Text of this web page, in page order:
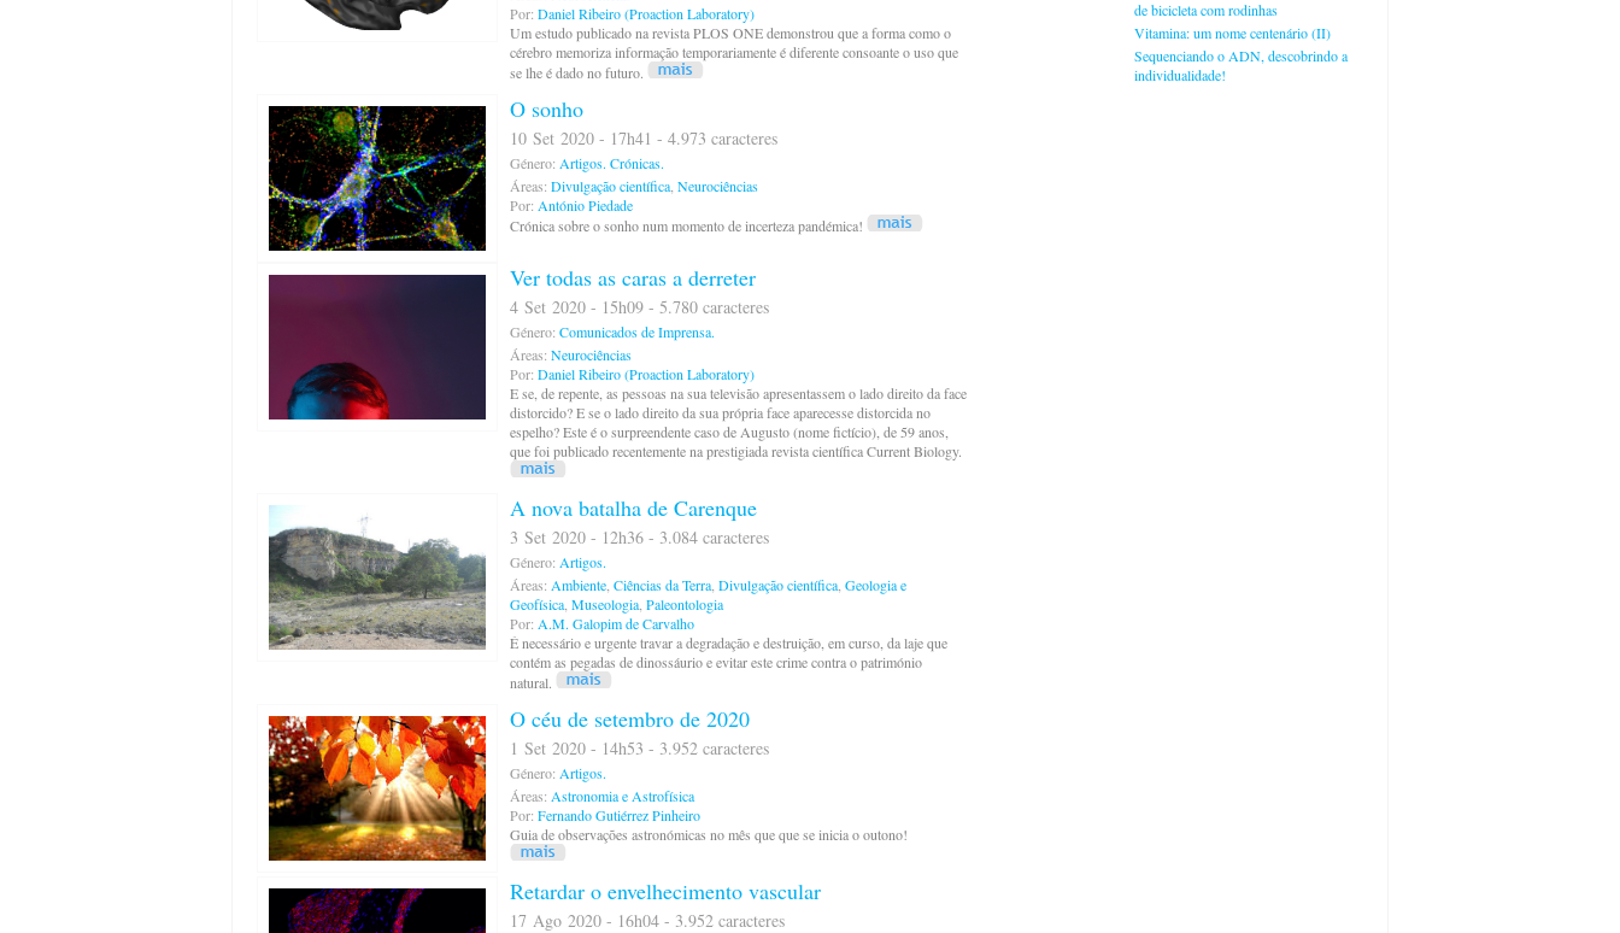
de bicicleta com rodinhas
Vitamina: um nome centenário (II)
Sequenciando o ADN, descobrindo a
individualidade!
Por: Daniel Ribeiro (Proaction Laboratory)
Um estudo publicado na revista PLOS ONE demonstrou que a forma como o
cérebro memoriza informação temporariamente é diferente consoante o uso que
se lhe é dado no futuro.
O sonho
10 Set 2020 - 17h41 - 4.973 caracteres
Género: Artigos. Crónicas.
Áreas: Divulgação científica Neurociências
Por: António Piedade
Crónica sobre o sonho num momento de incerteza pandémica!
Ver todas as caras a derreter
4 Set 2020 - 15h09 - 5.780 caracteres
Género: Comunicados de Imprensa.
Áreas: Neurociências
Por: Daniel Ribeiro (Proaction Laboratory)
E se, de repente, as pessoas na sua televisão apresentassem o lado direito da face
distorcido? E se o lado direito da sua própria face aparecesse distorcida no
espelho? Este é o surpreendente caso de Augusto (nome fictício), de 59 anos,
que foi publicado recentemente na prestigiada revista científica Current Biology.
A nova batalha de Carenque
3 Set 2020 - 12h36 - 3.084 caracteres
Género: Artigos.
Áreas: Ambiente Ciências da Terra Divulgação científica Geologia e
Geofísica Museologia Paleontologia
Por: A.M. Galopim de Carvalho
É necessário e urgente travar a degradação e destruição, em curso, da laje que
contém as pegadas de dinossáurio e evitar este crime contra o património
natural.
O céu de setembro de 2020
1 Set 2020 - 14h53 - 3.952 caracteres
Género: Artigos.
Áreas: Astronomia e Astrofísica
Por: Fernando Gutiérrez Pinheiro
Guia de observações astronómicas no mês que que se inicia o outono!
Retardar o envelhecimento vascular
17 Ago 2020 - 16h04 - 3.952 caracteres